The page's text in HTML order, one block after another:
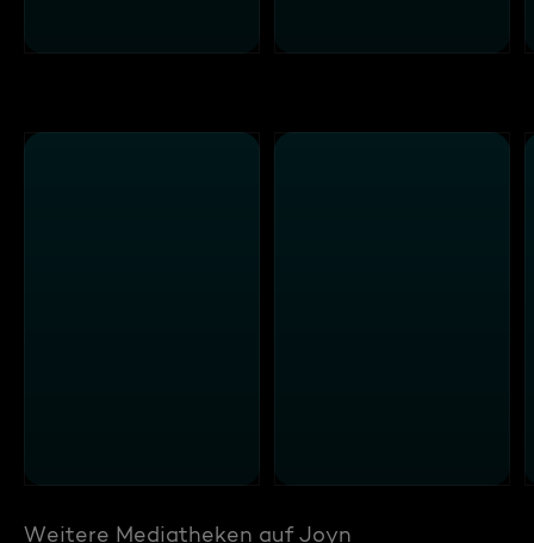
Weitere Mediatheken auf Joyn